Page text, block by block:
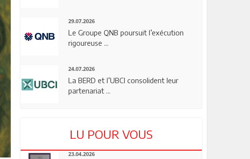
29.07.2026
Le Groupe QNB poursuit l’exécution
rigoureuse ...
24.07.2026
La BERD et l’UBCI consolident leur
partenariat ...
LU POUR VOUS
23.04.2026